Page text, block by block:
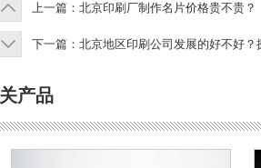
上一篇： 北京印刷厂制作名片价格贵不贵？
下一篇： 北京地区印刷公司发展的好不好？
产品